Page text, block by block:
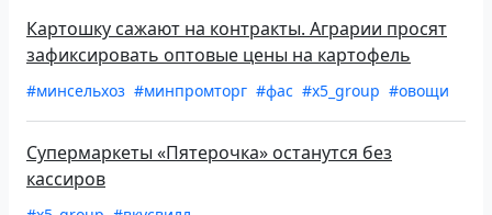
Картошку сажают на контракты. Аграрии просят
зафиксировать оптовые цены на картофель
#минсельхоз #минпромторг #фас #x5_group #овощи
Супермаркеты «Пятерочка» останутся без
кассиров